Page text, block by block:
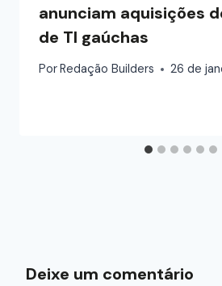
anunciam aquisições
de TI gaúchas
PorRedação Builders 26 de
Deixe um comentário